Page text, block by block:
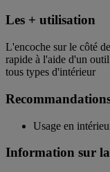
Les + utilisation
L'encoche sur le côté
rapide à l'aide d'un
tous types d'intérieur
Usage en
Information sur